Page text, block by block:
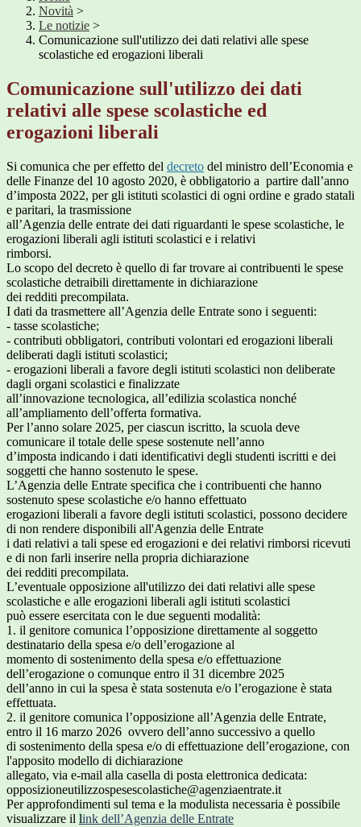
Novità >
Le notizie >
Comunicazione sull'utilizzo dei dati relativi alle spese
scolastiche ed erogazioni liberali
Comunicazione sull'utilizzo dei dati
relativi alle spese scolastiche ed
erogazioni liberali
Si comunica che per effetto del decreto del ministro dell’Economia e
delle Finanze del 10 agosto 2020, è obbligatorio a partire dall’anno
d’imposta 2022, per gli istituti scolastici di ogni ordine e grado statali
e paritari, la trasmissione
all’Agenzia delle entrate dei dati riguardanti le spese scolastiche, le
erogazioni liberali agli istituti scolastici e i relativi
rimborsi.
Lo scopo del decreto è quello di far trovare ai contribuenti le spese
scolastiche detraibili direttamente in dichiarazione
dei redditi precompilata.
I dati da trasmettere all’Agenzia delle Entrate sono i seguenti:
- tasse scolastiche;
- contributi obbligatori, contributi volontari ed erogazioni liberali
deliberati dagli istituti scolastici;
- erogazioni liberali a favore degli istituti scolastici non deliberate
dagli organi scolastici e finalizzate
all’innovazione tecnologica, all’edilizia scolastica nonché
all’ampliamento dell’offerta formativa.
Per l’anno solare 2025, per ciascun iscritto, la scuola deve
comunicare il totale delle spese sostenute nell’anno
d’imposta indicando i dati identificativi degli studenti iscritti e dei
soggetti che hanno sostenuto le spese.
L’Agenzia delle Entrate specifica che i contribuenti che hanno
sostenuto spese scolastiche e/o hanno effettuato
erogazioni liberali a favore degli istituti scolastici, possono decidere
di non rendere disponibili all'Agenzia delle Entrate
i dati relativi a tali spese ed erogazioni e dei relativi rimborsi ricevuti
e di non farli inserire nella propria dichiarazione
dei redditi precompilata.
L’eventuale opposizione all'utilizzo dei dati relativi alle spese
scolastiche e alle erogazioni liberali agli istituti scolastici
può essere esercitata con le due seguenti modalità:
1. il genitore comunica l’opposizione direttamente al soggetto
destinatario della spesa e/o dell’erogazione al
momento di sostenimento della spesa e/o effettuazione
dell’erogazione o comunque entro il 31 dicembre 2025
dell’anno in cui la spesa è stata sostenuta e/o l’erogazione è stata
effettuata.
2. il genitore comunica l’opposizione all’Agenzia delle Entrate,
entro il 16 marzo 2026 ovvero dell’anno successivo a quello
di sostenimento della spesa e/o di effettuazione dell’erogazione, con
l'apposito modello di dichiarazione
allegato, via e-mail alla casella di posta elettronica dedicata:
opposizioneutilizzospesescolastiche@agenziaentrate.it
Per approfondimenti sul tema e la modulista necessaria è possibile
visualizzare il link dell’Agenzia delle Entrate